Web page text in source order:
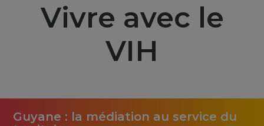
Vivre avec le
VIH
Guyane : la médiation au service du